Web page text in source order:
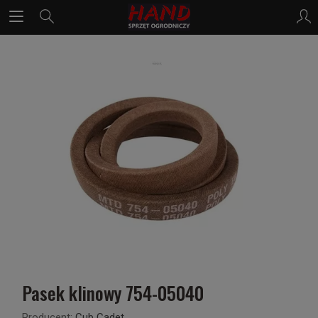
Pasek klinowy 754-05040